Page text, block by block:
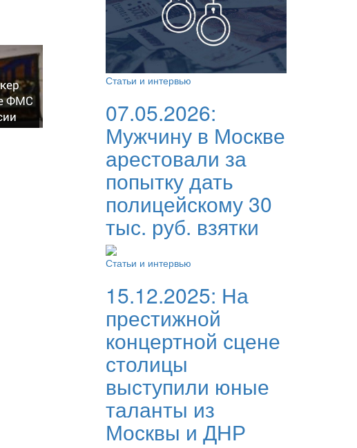
ФМС
Статьи и интервью
07.05.2026:
Мужчину в Москве
арестовали за
попытку дать
полицейскому 30
тыс. руб. взятки
Статьи и интервью
15.12.2025: На
престижной
концертной сцене
столицы
выступили юные
таланты из
Москвы и ДНР